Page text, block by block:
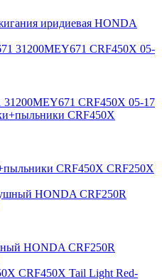
иридиевая HONDA
31200MEY671 CRF450X 05-17
CRF450X CRF250X
HONDA CRF250R